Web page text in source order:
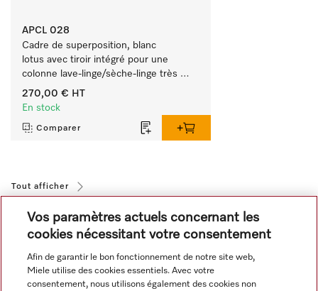
APCL 028
Cadre de superposition, blanc
lotus avec tiroir intégré pour une
colonne lave-linge/sèche-linge très
pratique.
270,00 € HT
En stock
Comparer
Tout afficher
Vos paramètres actuels concernant les
cookies nécessitant votre consentement
Afin de garantir le bon fonctionnement de notre site web,
Miele utilise des cookies essentiels. Avec votre
consentement, nous utilisons également des cookies non